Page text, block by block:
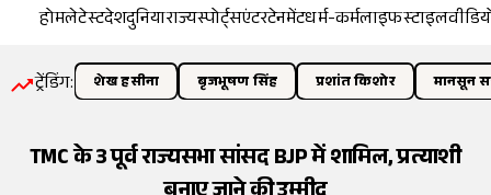
होमलेटेस्टदेशदुनियाराज्यस्पोर्ट्सएंटरटेनमेंटधर्म-कर्मलाइफस्टाइल
ट्रेंडिंग: शेख हसीना बृजभूषण सिंह प्रशांत किशोर मानसून
TMC के 3 पूर्व राज्यसभा सांसद BJP में शामिल, प्रत्याशी